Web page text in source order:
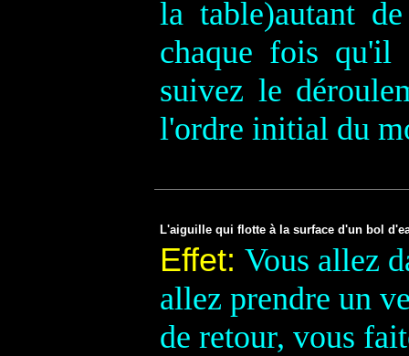
la table)autant
chaque fois
suivez le
l'ordre initial du
L'aiguille qui flotte à la surface d'un bol
Effet: Vous allez
allez prendre un
de retour, vous